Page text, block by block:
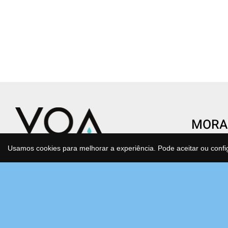
Transforme o gesto de beber água
Usamos cookies para melhorar a experiência. Pode aceitar ou